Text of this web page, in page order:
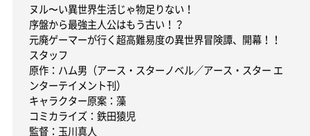
ヌル〜い異世界生活じゃ物足りない！
序盤から最強主人公はもう古い！？
元廃ゲーマーが行く超高難易度の異世界冒険譚、開幕！！
スタッフ
原作：ハム男（アース・スターノベル／アース・スター エ
ンターテイメント刊）
キャラクター原案：藻
コミカライズ：鉄田猿児
監督：玉川真人